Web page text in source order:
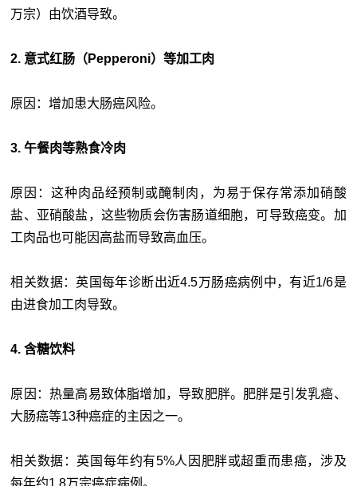
万宗）由饮酒导致。
2. 意式红肠（Pepperoni）等加工肉
原因：增加患大肠癌风险。
3. 午餐肉等熟食冷肉
原因：这种肉品经预制或醃制肉，为易于保存常添加硝酸
盐、亚硝酸盐，这些物质会伤害肠道细胞，可导致癌变。加
工肉品也可能因高盐而导致高血压。
相关数据：英国每年诊断出近4.5万肠癌病例中，有近1/6是
由进食加工肉导致。
4. 含糖饮料
原因：热量高易致体脂增加，导致肥胖。肥胖是引发乳癌、
大肠癌等13种癌症的主因之一。
相关数据：英国每年约有5%人因肥胖或超重而患癌，涉及
每年约1.8万宗癌症病例。